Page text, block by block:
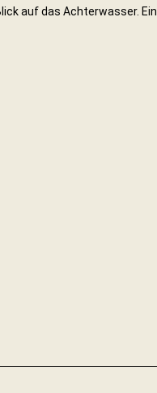
auf das Achterwasser. Ein